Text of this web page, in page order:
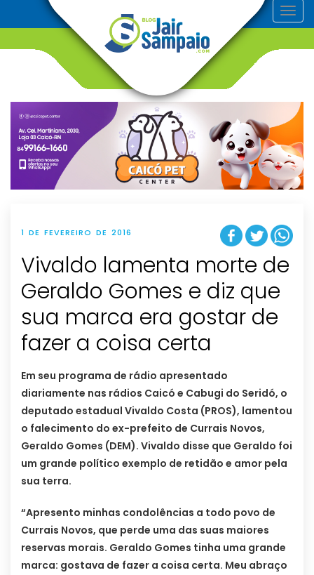
T
o
v
g
t
i
o
n
1 DE FEVEREIRO DE 2016
Vivaldo lamenta morte de
Geraldo Gomes e diz que
sua marca era gostar de
fazer a coisa certa
Em seu programa de rádio apresentado
diariamente nas rádios Caicó e Cabugi do Seridó, o
deputado estadual Vivaldo Costa (PROS), lamentou
o falecimento do ex-prefeito de Currais Novos,
Geraldo Gomes (DEM). Vivaldo disse que Geraldo foi
um grande político exemplo de retidão e amor pela
sua terra.
“Apresento minhas condolências a todo povo de
Currais Novos, que perde uma das suas maiores
reservas morais. Geraldo Gomes tinha uma grande
marca: gostava de fazer a coisa certa. Meu abraço